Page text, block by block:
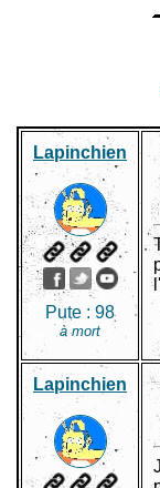
Lapinchien
Pute : 98
à mort
Lapinchien